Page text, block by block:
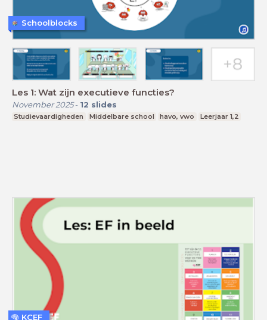
Les 1: Wat zijn executieve functies?
November 2025- 12 slides
Studievaardigheden Middelbare school havo, vwo Leerjaar 1,2
Schoolblocks
KCEF